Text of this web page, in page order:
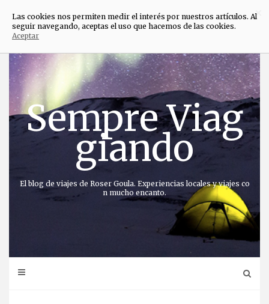
contenido
Sempre Viag
giando
El blog de viajes de Roser Goula. Experiencias locales y viajes co
n mucho encanto.
×
Las cookies nos permiten medir el interés por nuestros artículos. Al
seguir navegando, aceptas el uso que hacemos de las cookies.
Aceptar